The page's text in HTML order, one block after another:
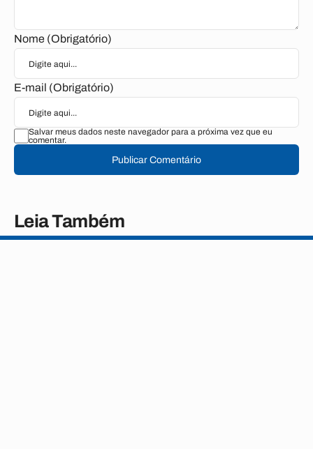
Nome (Obrigatório)
E-mail (Obrigatório)
Salvar meus dados neste navegador para a próxima vez que eu
comentar.
Publicar Comentário
Leia Também